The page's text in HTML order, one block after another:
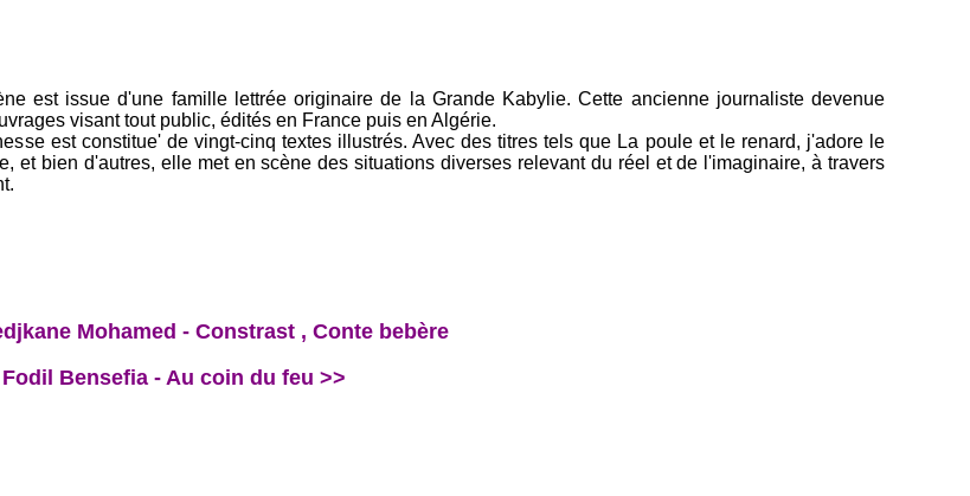
est issue d'une famille lettrée originaire de la Grande Kabylie. Cette ancienne journaliste devenue
visant tout public, édités en France puis en Algérie.
est constitue' de vingt-cinq textes illustrés. Avec des titres tels que La poule et le renard, j'adore le
et bien d'autres, elle met en scène des situations diverses relevant du réel et de l'imaginaire, à travers
Mohamed - Constrast , Conte bebère
Fodil Bensefia - Au coin du feu >>